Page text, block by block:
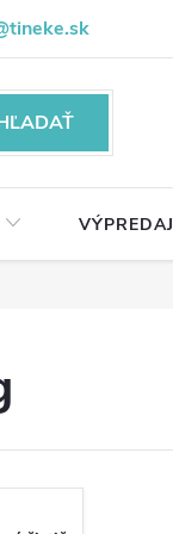
údajov
VÝPREDAJ